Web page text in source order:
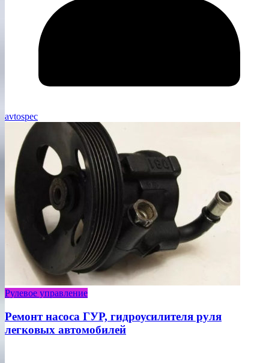
avtospec
Рулевое управление
Ремонт насоса ГУР, гидроусилителя руля
легковых автомобилей